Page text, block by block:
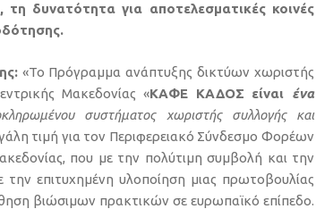
δυνατότητα για αποτελεσματικές κοινές
«Το Πρόγραμμα ανάπτυξης δικτύων χωριστής
Μακεδονίας «ΚΑΦΕ ΚΑΔΟΣ είναι ένα
συστήματος χωριστής συλλογής και
τιμή για τον Περιφερειακό Σύνδεσμο Φορέων
που με την πολύτιμη συμβολή και την
επιτυχημένη υλοποίηση μιας πρωτοβουλίας
βιώσιμων πρακτικών σε ευρωπαϊκό επίπεδο.